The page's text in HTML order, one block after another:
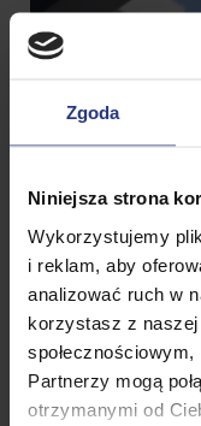
Zgoda
Niniejsza strona
Wykorzystujemy
i reklam, aby
analizować ruch w
korzystasz z
Partnerzy mogą
otrzymanymi od